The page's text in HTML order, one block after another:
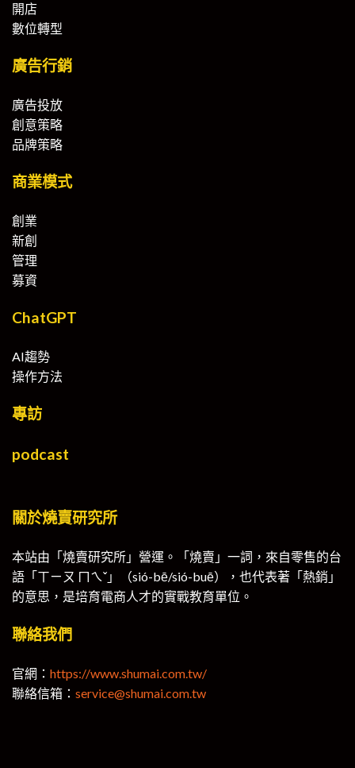
開店
數位轉型
廣告行銷
廣告投放
創意策略
品牌策略
商業模式
創業
新創
管理
募資
ChatGPT
AI趨勢
操作方法
專訪
podcast
關於燒賣研究所
本站由「燒賣研究所」營運。「燒賣」一詞，來自零售的台
語「ㄒㄧㄡ ㄇㄟˇ」（sió-bē/sió-buē），也代表著「熱銷」
的意思，是培育電商人才的實戰教育單位。
聯絡我們
官網： https://www.shumai.com.tw/
聯絡信箱： service@shumai.com.tw